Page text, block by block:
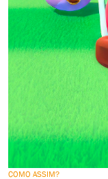
COMO ASSIM?